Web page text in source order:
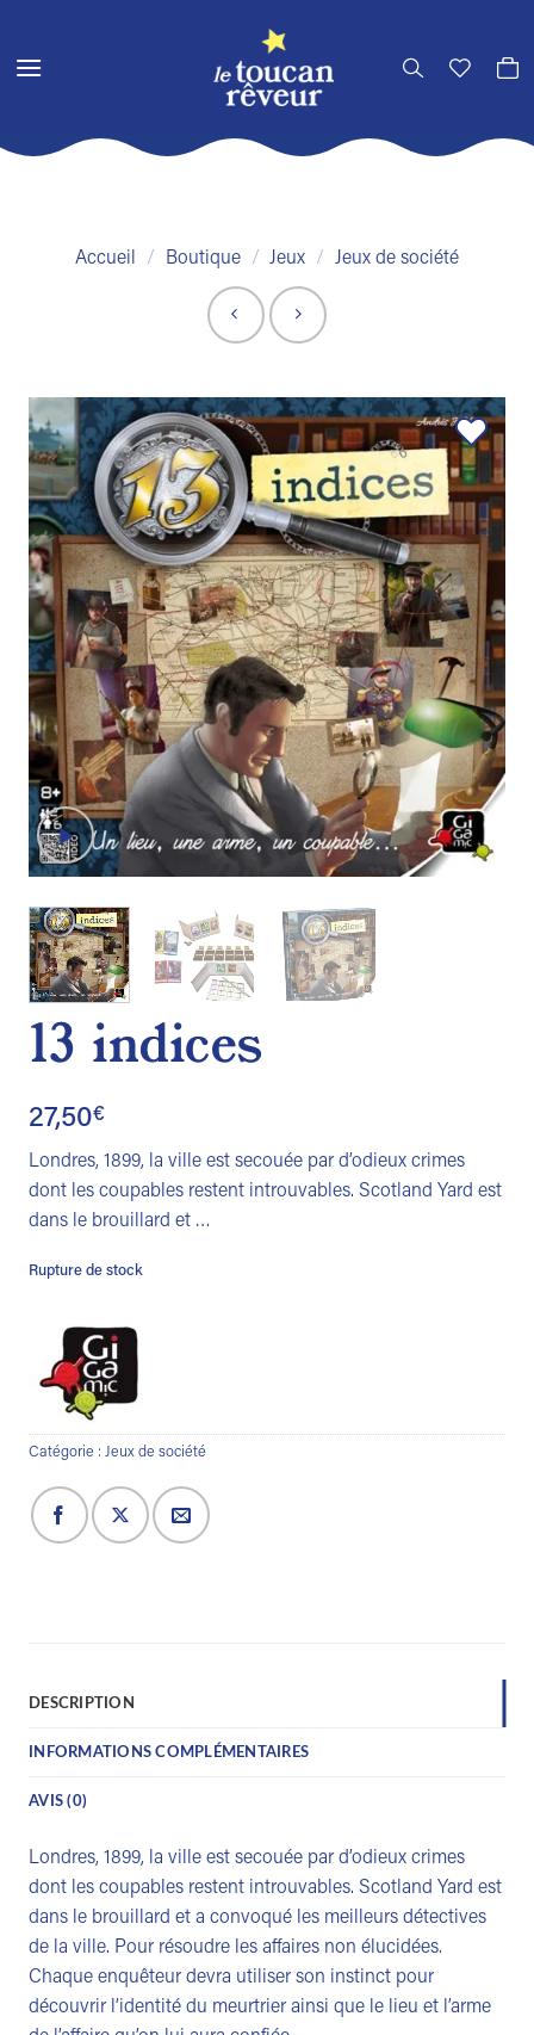
contenu
Accueil / Boutique / Jeux / Jeux de société
Ajouter
à la liste
de
souhaits
13 indices
27,50€
Londres, 1899, la ville est secouée par d’odieux crimes
dont les coupables restent introuvables. Scotland Yard est
dans le brouillard et …
Rupture de stock
Catégorie : Jeux de société
DESCRIPTION
INFORMATIONS COMPLÉMENTAIRES
AVIS (0)
Londres, 1899, la ville est secouée par d’odieux crimes
dont les coupables restent introuvables. Scotland Yard est
dans le brouillard et a convoqué les meilleurs détectives
de la ville. Pour résoudre les affaires non élucidées.
Chaque enquêteur devra utiliser son instinct pour
découvrir l’identité du meurtrier ainsi que le lieu et l’arme